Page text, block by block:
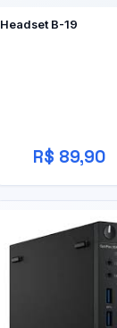
Headset B-19
R$ 89,90